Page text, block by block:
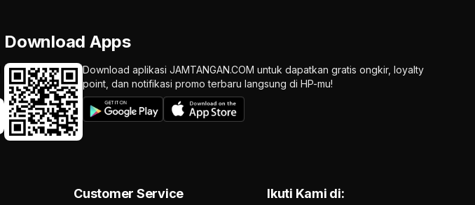
Download Apps
Download aplikasi JAMTANGAN.COM untuk dapatkan gratis ongkir, loyalty
point, dan notifikasi promo terbaru langsung di HP-mu!
Customer Service Ikuti Kami di: